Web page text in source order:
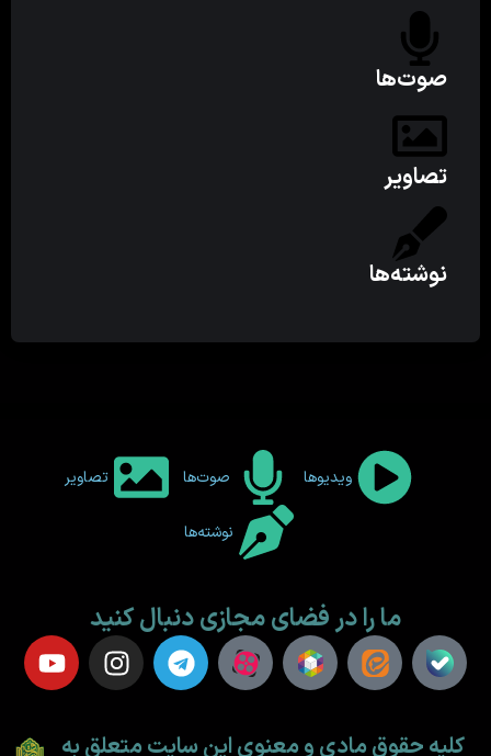
صوت‌ها
تصاویر
نوشته‌ها
ویدیوها صوت‌ها تصاویر
نوشته‌ها
ما را در فضای مجازی دنبال کنید
کلیه حقوق مادی و معنوی این سایت متعلق به